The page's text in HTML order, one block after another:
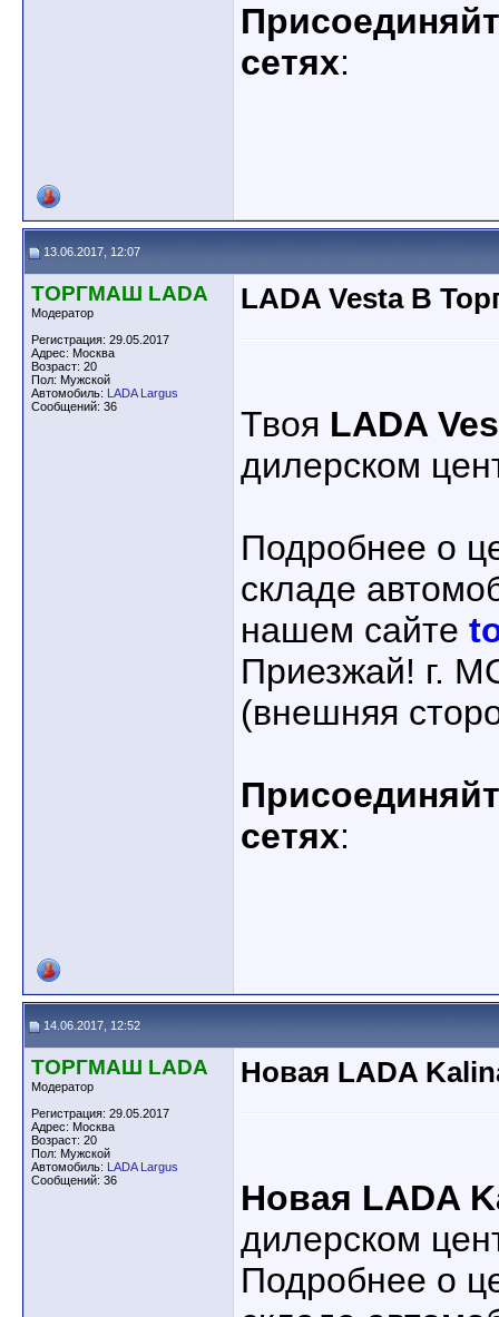
сетях:
13.06.2017, 12:07
ТОРГМАШ LADA
Модератор
Регистрация: 29.05.2017
Адрес: Москва
Возраст: 20
Пол: Мужской
Автомобиль: LADA Largus
Сообщений: 36
LADA Vesta В
Твоя LADA
дилерском
Подробнее о
складе
нашем сайте
Приезжай! г.
(внешняя
сетях:
14.06.2017, 12:52
ТОРГМАШ LADA
Модератор
Регистрация: 29.05.2017
Адрес: Москва
Возраст: 20
Пол: Мужской
Автомобиль: LADA Largus
Сообщений: 36
Новая LADA
Новая LADA
дилерском
Подробнее о